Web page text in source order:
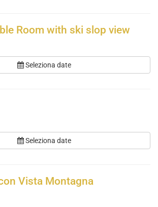
Room with ski slop view
Seleziona date
Seleziona date
Vista Montagna